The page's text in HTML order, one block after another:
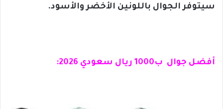
سيتوفر الجوال باللونين الأخضر والأسود.
أفضل جوال ب1000 ريال سعودي 2026: